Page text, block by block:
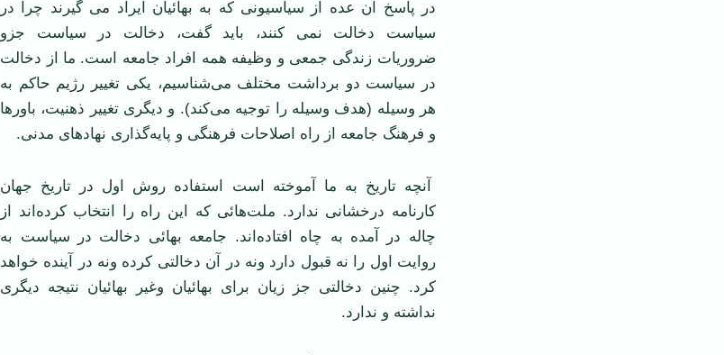
در پاسخ آن عده از سیاسیونی که به بهائیان ایراد می گیرند چرا در
سیاست دخالت نمی کنند، باید گفت، دخالت در سیاست جزو
ضروریات زندگی جمعی و وظیفه همه افراد جامعه است. ما از دخالت
در سیاست دو برداشت مختلف می‌شناسیم، یکی تغییر رژیم حاکم به
هر وسیله‌ (هدف وسیله را توجیه می‌کند). و دیگری تغییر ذهنیت، باورها
و فرهنگ جامعه از راه اصلاحات فرهنگی و پایه‌گذاری نهادهای مدنی.
آنچه تاریخ به ما آموخته است استفاده روش اول در تاریخ جهان
کارنامه درخشانی ندارد. ملت‌هائی که این راه را انتخاب کرده‌اند از
چاله در آمده به چاه افتاده‌اند. جامعه بهائی دخالت در سیاست به
روایت اول را نه قبول دارد ونه در آن دخالتی کرده ونه در آینده خواهد
کرد. چنین دخالتی جز زیان برای بهائیان وغیر بهائیان نتیجه دیگری
نداشته و ندارد.